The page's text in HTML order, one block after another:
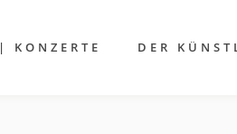
KONZERTE DER